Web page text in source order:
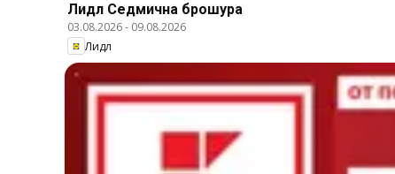
Лидл Cедмична брошура
03.08.2026- 09.08.2026
Лидл